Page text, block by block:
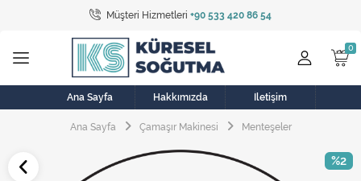
Müşteri Hizmetleri +90 533 420 86 54
Tüm Kategoriler
Bulaşık Makinesi
Buzdolabı
Çamaşır Kurutma Makinesi
Ana Sayfa Hakkımızda İletişim
Ana Sayfa Çamaşır Makinesi Menteşeler
%2